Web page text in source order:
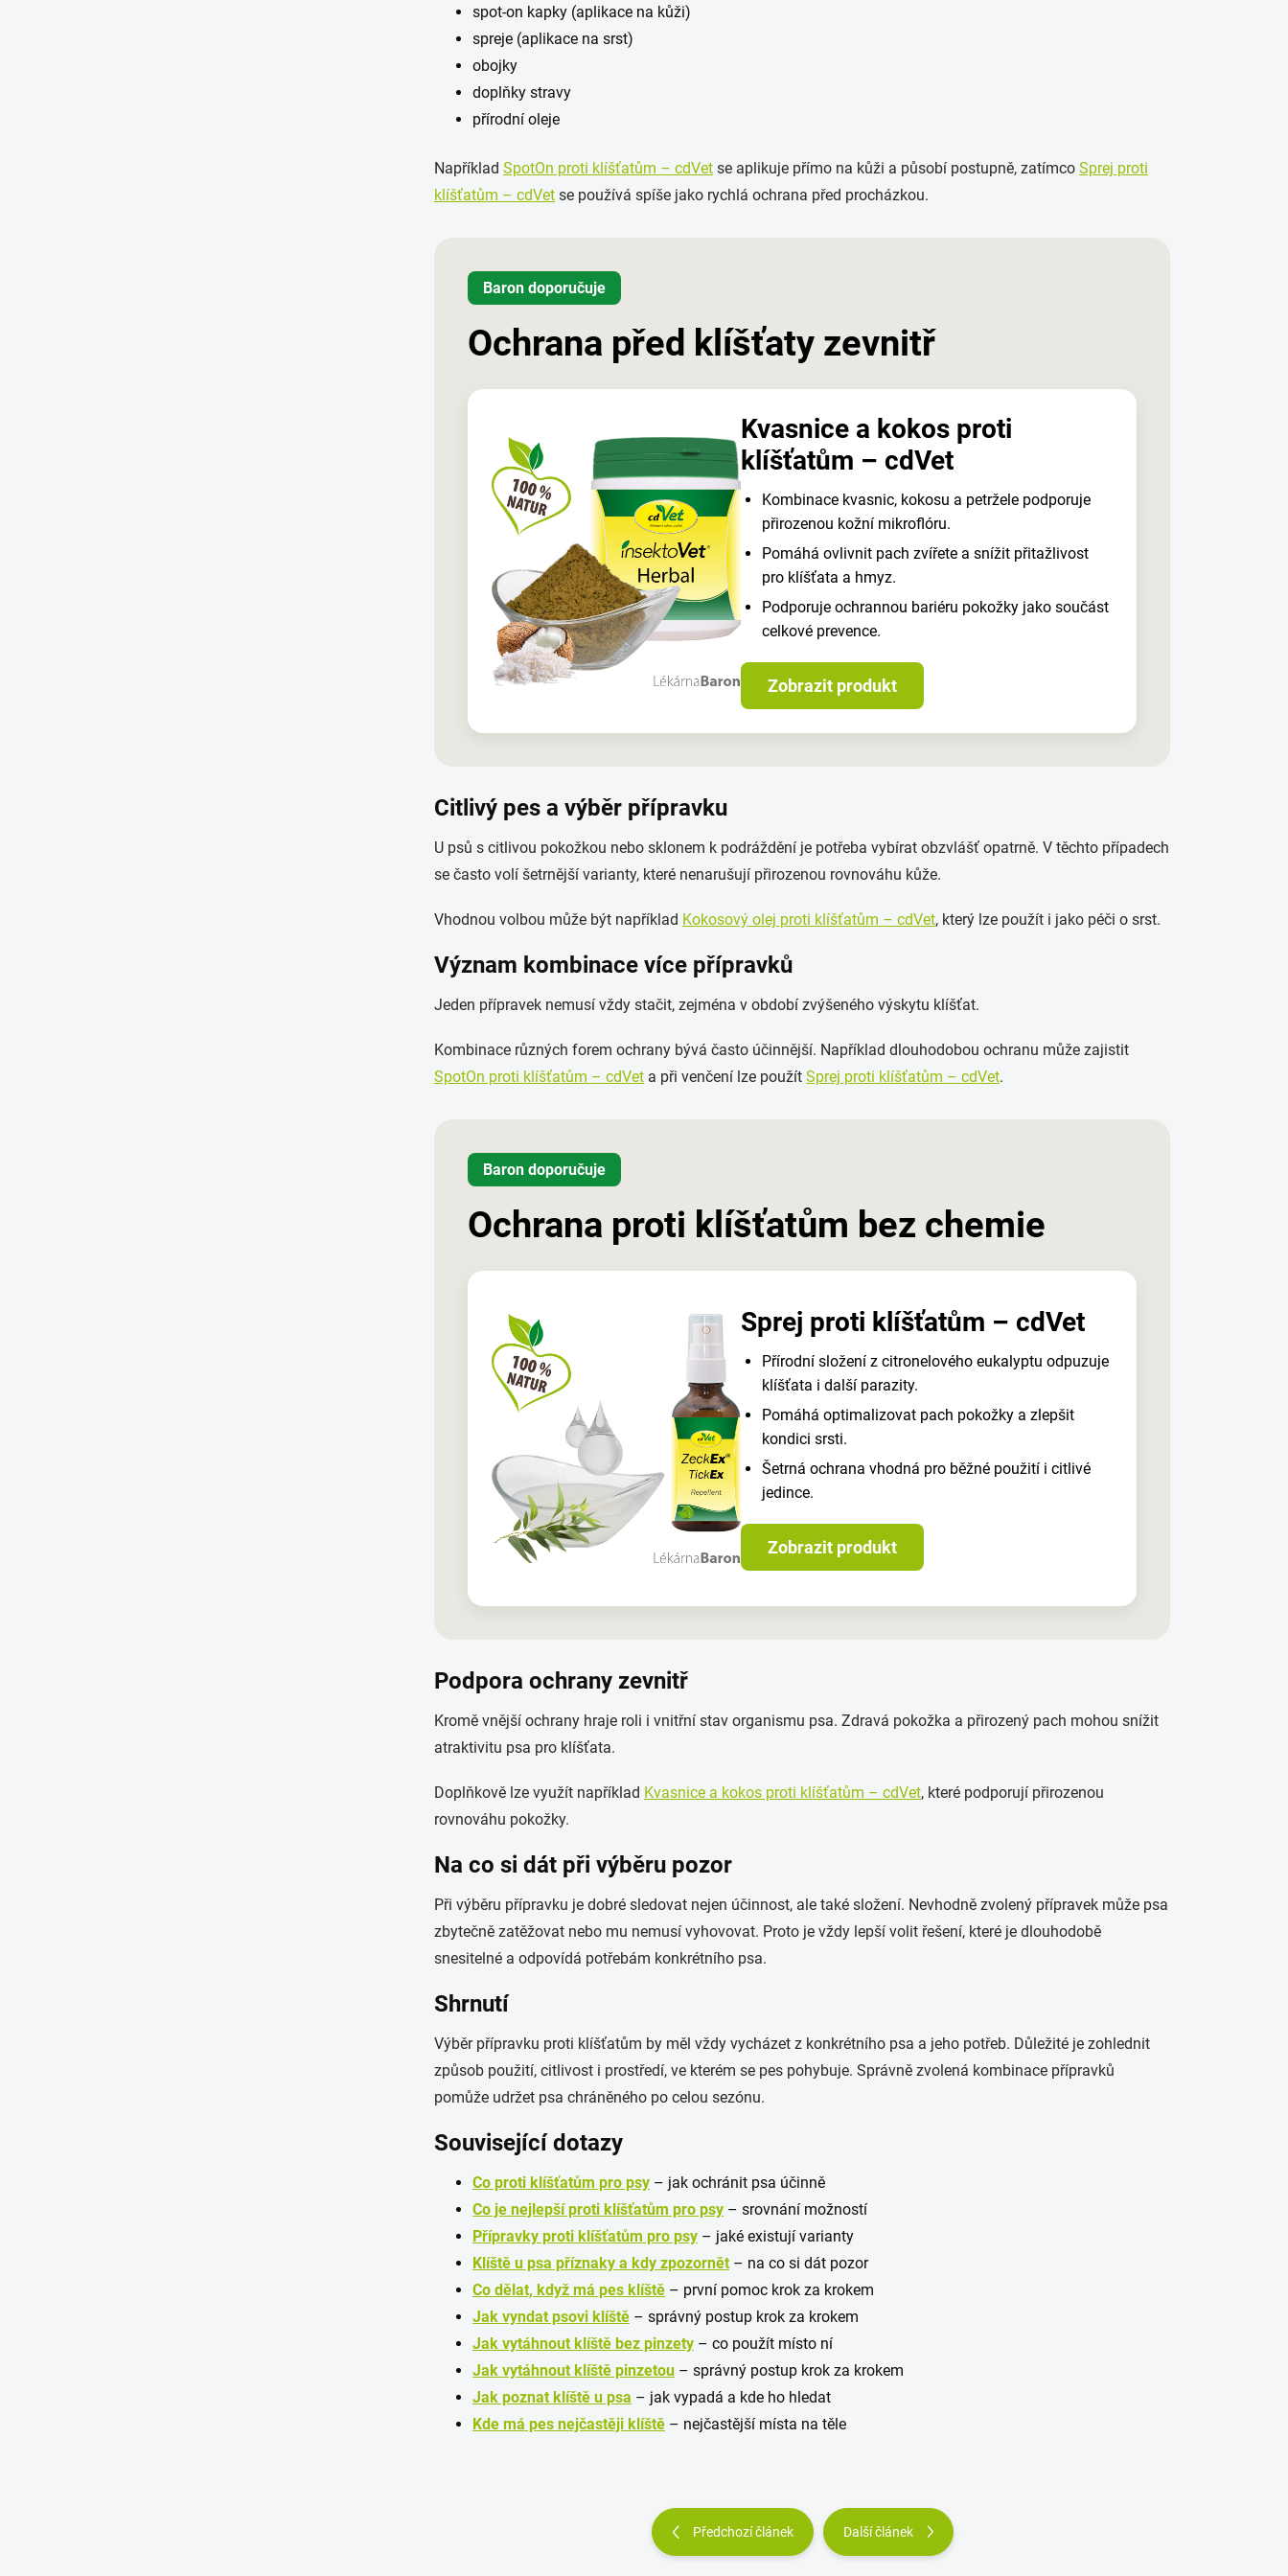
spot-on kapky (aplikace na kůži)
spreje (aplikace na srst)
obojky
doplňky stravy
přírodní oleje
Například SpotOn proti klíšťatům – cdVet se aplikuje přímo na kůži a působí postupně, zatímco Sprej proti
klíšťatům – cdVet se používá spíše jako rychlá ochrana před procházkou.
Baron doporučuje
Ochrana před klíšťaty zevnitř
Kvasnice a kokos proti
klíšťatům – cdVet
Kombinace kvasnic, kokosu a petržele podporuje
přirozenou kožní mikroflóru.
Pomáhá ovlivnit pach zvířete a snížit přitažlivost
pro klíšťata a hmyz.
Podporuje ochrannou bariéru pokožky jako součást
celkové prevence.
Zobrazit produkt
Citlivý pes a výběr přípravku
U psů s citlivou pokožkou nebo sklonem k podráždění je potřeba vybírat obzvlášť opatrně. V těchto případech
se často volí šetrnější varianty, které nenarušují přirozenou rovnováhu kůže.
Vhodnou volbou může být například Kokosový olej proti klíšťatům – cdVet, který lze použít i jako péči o srst.
Význam kombinace více přípravků
Jeden přípravek nemusí vždy stačit, zejména v období zvýšeného výskytu klíšťat.
Kombinace různých forem ochrany bývá často účinnější. Například dlouhodobou ochranu může zajistit
SpotOn proti klíšťatům – cdVet a při venčení lze použít Sprej proti klíšťatům – cdVet.
Baron doporučuje
Ochrana proti klíšťatům bez chemie
Sprej proti klíšťatům – cdVet
Přírodní složení z citronelového eukalyptu odpuzuje
klíšťata i další parazity.
Pomáhá optimalizovat pach pokožky a zlepšit
kondici srsti.
Šetrná ochrana vhodná pro běžné použití i citlivé
jedince.
Zobrazit produkt
Podpora ochrany zevnitř
Kromě vnější ochrany hraje roli i vnitřní stav organismu psa. Zdravá pokožka a přirozený pach mohou snížit
atraktivitu psa pro klíšťata.
Doplňkově lze využít například Kvasnice a kokos proti klíšťatům – cdVet, které podporují přirozenou
rovnováhu pokožky.
Na co si dát při výběru pozor
Při výběru přípravku je dobré sledovat nejen účinnost, ale také složení. Nevhodně zvolený přípravek může psa
zbytečně zatěžovat nebo mu nemusí vyhovovat. Proto je vždy lepší volit řešení, které je dlouhodobě
snesitelné a odpovídá potřebám konkrétního psa.
Shrnutí
Výběr přípravku proti klíšťatům by měl vždy vycházet z konkrétního psa a jeho potřeb. Důležité je zohlednit
způsob použití, citlivost i prostředí, ve kterém se pes pohybuje. Správně zvolená kombinace přípravků
pomůže udržet psa chráněného po celou sezónu.
Související dotazy
Co proti klíšťatům pro psy – jak ochránit psa účinně
Co je nejlepší proti klíšťatům pro psy – srovnání možností
Přípravky proti klíšťatům pro psy – jaké existují varianty
Klíště u psa příznaky a kdy zpozornět– na co si dát pozor
Co dělat, když má pes klíště – první pomoc krok za krokem
Jak vyndat psovi klíště – správný postup krok za krokem
Jak vytáhnout klíště bez pinzety – co použít místo ní
Jak vytáhnout klíště pinzetou – správný postup krok za krokem
Jak poznat klíště u psa – jak vypadá a kde ho hledat
Kde má pes nejčastěji klíště – nejčastější místa na těle
Předchozí článek Další článek